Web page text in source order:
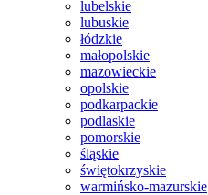
lubelskie
lubuskie
łódzkie
małopolskie
mazowieckie
opolskie
podkarpackie
podlaskie
pomorskie
śląskie
świętokrzyskie
warmińsko-mazurskie